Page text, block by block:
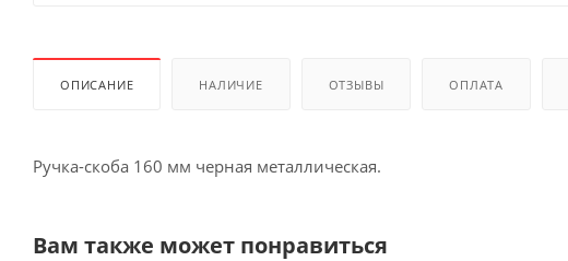
ОПИСАНИЕ НАЛИЧИЕ ОТЗЫВЫ ОПЛАТА
Ручка-скоба 160 мм черная металлическая.
Вам также может понравиться